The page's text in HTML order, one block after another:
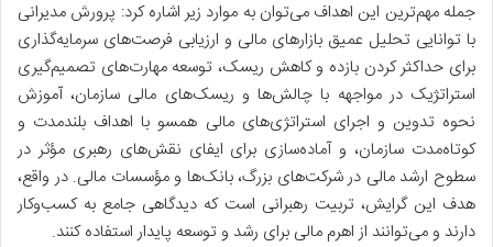
جمله مهم‌ترین این اهداف می‌توان به موارد زیر اشاره کرد: پرورش مدیرانی
با توانایی تحلیل عمیق بازارهای مالی و ارزیابی فرصت‌های سرمایه‌گذاری
برای حداکثر کردن بازده و کاهش ریسک، توسعه مهارت‌های تصمیم‌گیری
استراتژیک در مواجهه با چالش‌ها و ریسک‌های مالی سازمان، آموزش
نحوه تدوین و اجرای استراتژی‌های مالی همسو با اهداف بلندمدت و
کوتاه‌مدت سازمان، و آماده‌سازی برای ایفای نقش‌های رهبری مؤثر در
سطوح ارشد مالی در شرکت‌های بزرگ، بانک‌ها و مؤسسات مالی. در واقع،
هدف این گرایش، تربیت رهبرانی است که دیدگاهی جامع به کسب‌وکار
دارند و می‌توانند از اهرم مالی برای رشد و توسعه پایدار استفاده کنند.